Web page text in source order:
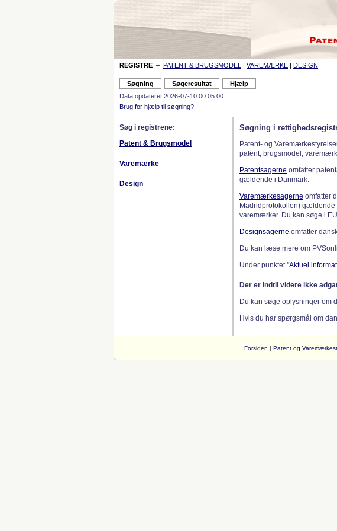
REGISTRE – PATENT & BRUGSMODEL | VAREMÆRKE | DESIGN
Data opdateret 2026-07-10 00:05:00
Brug for hjælp til søgning?
Søg i registrene:
Patent & Brugsmodel
Varemærke
Design
Søgning i
Patent- og
patent, brugsmodel,
Patentsagerne omfatter
gældende i Danmark.
Varemærkesagerne omfatter
Madridprotokollen)
varemærker. Du kan søge i
Designsagerne omfatter
Du kan læse mere om
Under punktet"Aktuel
Der er indtil videre ikke
Du kan søge oplysninger om
Hvis du har spørgsmål om
Forsiden | Patent og